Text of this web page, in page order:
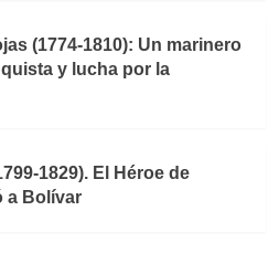
(1774-1810): Un marinero
y lucha por la
1829). El Héroe de
a Bolívar